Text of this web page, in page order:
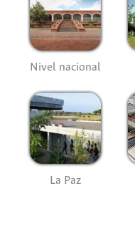
Nivel nacional
La Paz